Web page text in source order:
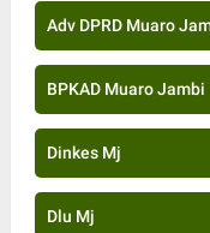
Adv DPRD Muaro
BPKAD Muaro Jambi
Dinkes Mj
Dlu Mj